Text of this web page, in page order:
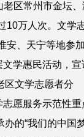
老区常州市金坛、
10万人次。文学
安、天宁等地参
文学惠民活动，宣
区文学志愿者分
志愿服务示范性重
办的“我们的中国